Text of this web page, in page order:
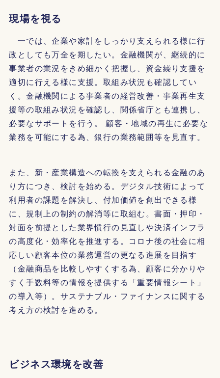
現場を視る
一では、企業や家計をしっかり支えられる様に行
政としても万全を期したい。金融機関が、継続的に
事業者の業況をきめ細かく把握し、資金繰り支援を
適切に行える様に支援。取組み状況も確認してい
く。金融機関による事業者の経営改善・事業再生支
援等の取組み状況を確認し、関係省庁とも連携し、
必要なサポートを行う。 顧客・地域の再生に必要な
業務を可能にする為、銀行の業務範囲等を見直す。
また、新・産業構造への転換を支えられる金融のあ
り方につき、検討を始める。デジタル技術によって
利用者の課題を解決し、付加価値を創出できる様
に、規制上の制約の解消等に取組む。書面・押印・
対面を前提とした業界慣行の見直しや決済インフラ
の高度化・効率化を推進する。コロナ後の社会に相
応しい顧客本位の業務運営の更なる進展を目指す
（金融商品を比較しやすくする為、顧客に分かりや
すく手数料等の情報を提供する「重要情報シート」
の導入等）。サステナブル・ファイナンスに関する
考え方の検討を進める。
ビジネス環境を改善